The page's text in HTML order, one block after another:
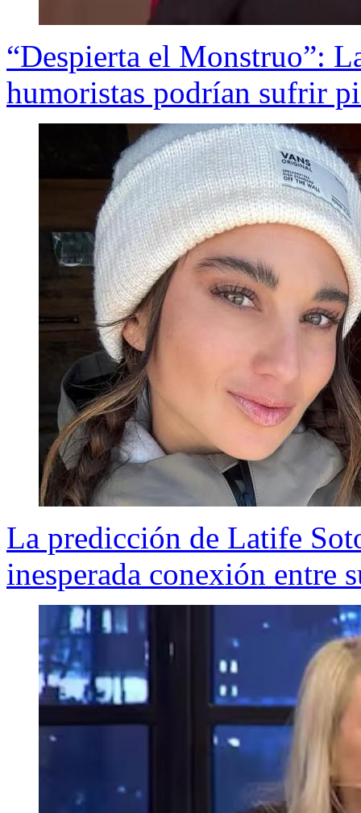
“Despierta el Monstruo”:
humoristas podrían sufrir
La predicción de Latife
inesperada conexión entre